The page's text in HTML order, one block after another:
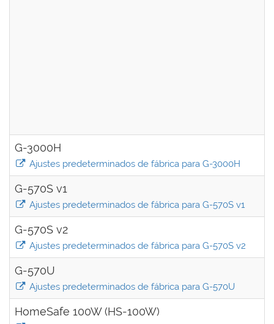
G-3000H
Ajustes predeterminados de fábrica para G-3000H
G-570S v1
Ajustes predeterminados de fábrica para G-570S v1
G-570S v2
Ajustes predeterminados de fábrica para G-570S v2
G-570U
Ajustes predeterminados de fábrica para G-570U
HomeSafe 100W (HS-100W)